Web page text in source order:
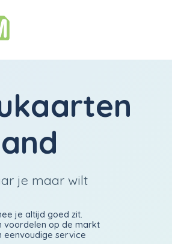
je maar wilt
je altijd goed zit.
voordelen op de markt
eenvoudige service